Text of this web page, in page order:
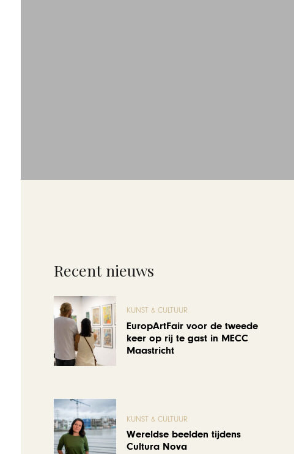
Recent nieuws
KUNST & CULTUUR
EuropArtFair voor de tweede
keer op rij te gast in MECC
Maastricht
KUNST & CULTUUR
Wereldse beelden tijdens
Cultura Nova